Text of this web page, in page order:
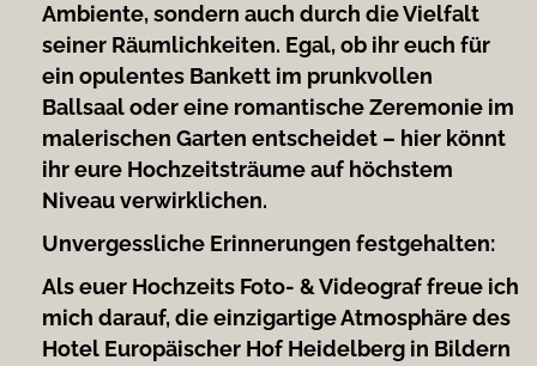
Ambiente, sondern auch durch die Vielfalt
seiner Räumlichkeiten. Egal, ob ihr euch für
ein opulentes Bankett im prunkvollen
Ballsaal oder eine romantische Zeremonie im
malerischen Garten entscheidet – hier könnt
ihr eure Hochzeitsträume auf höchstem
Niveau verwirklichen.
Unvergessliche Erinnerungen festgehalten:
Als euer Hochzeits Foto- & Videograf freue ich
mich darauf, die einzigartige Atmosphäre des
Hotel Europäischer Hof Heidelberg in Bildern